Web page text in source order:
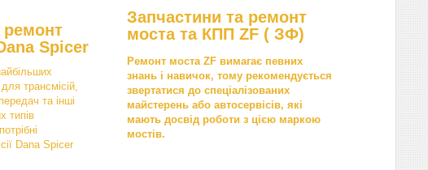
ремонт
Spicer
трансмісій,
та інші
типів
Dana Spicer
Запчастини та ремонт
моста та КПП ZF ( ЗФ)
Ремонт моста ZF вимагає певних
знань і навичок, тому рекомендується
звертатися до спеціалізованих
майстерень або автосервісів, які
мають досвід роботи з цією маркою
мостів.